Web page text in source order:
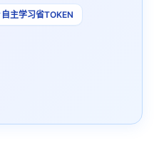
自主学习省TOKEN